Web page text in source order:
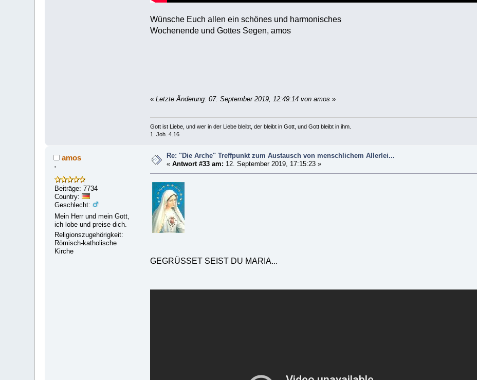
Wünsche Euch allen ein schönes und harmonisches
Wochenende und Gottes Segen, amos
« Letzte Änderung: 07. September 2019, 12:49:14 von amos »
Gott ist Liebe, und wer in der Liebe bleibt, der bleibt in Gott, und Gott bleibt in ihm.
1. Joh. 4.16
amos
'
Beiträge: 7734
Country:
Geschlecht:
Mein Herr und mein Gott,
ich lobe und preise dich.
Religionszugehörigkeit:
Römisch-katholische
Kirche
Re: "Die Arche" Treffpunkt zum Austausch von menschlichem Allerlei...
«Antwort #33 am: 12. September 2019, 17:15:23 »
GEGRÜSSET SEIST DU MARIA...